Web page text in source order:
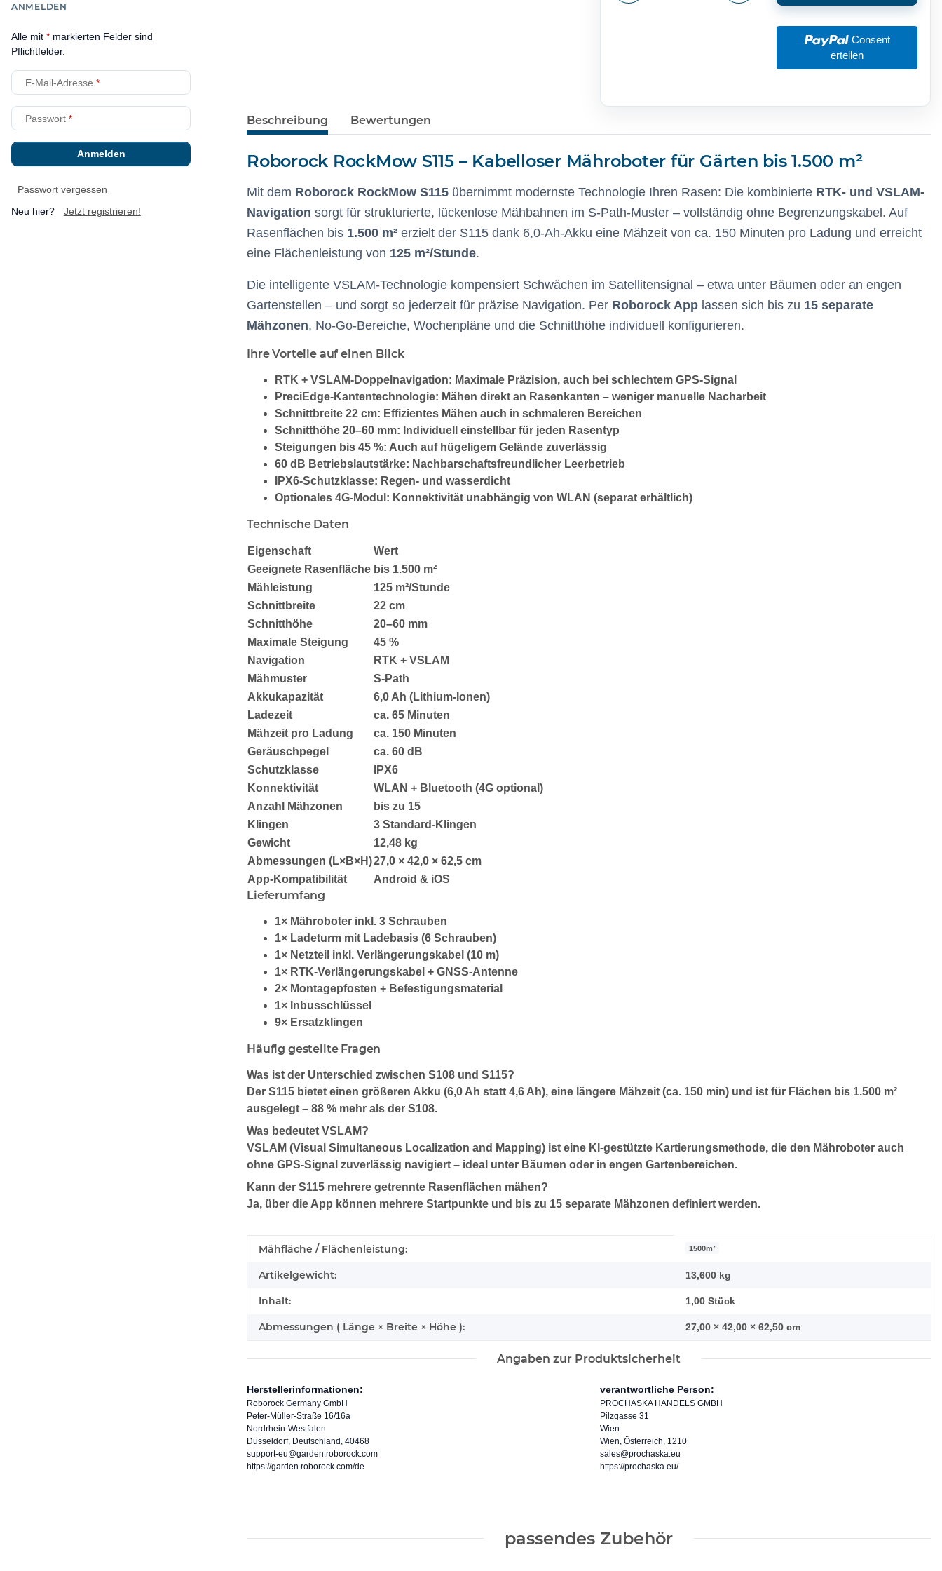
Consent
erteilen
Beschreibung Bewertungen
Roborock RockMow S115 – Kabelloser Mähroboter für Gärten bis 1.500 m²
Mit dem Roborock RockMow S115 übernimmt modernste Technologie Ihren Rasen: Die kombinierte RTK- und VSLAM-
Navigation sorgt für strukturierte, lückenlose Mähbahnen im S-Path-Muster – vollständig ohne Begrenzungskabel. Auf
Rasenflächen bis 1.500 m² erzielt der S115 dank 6,0-Ah-Akku eine Mähzeit von ca. 150 Minuten pro Ladung und erreicht
eine Flächenleistung von 125 m²/Stunde.
Die intelligente VSLAM-Technologie kompensiert Schwächen im Satellitensignal – etwa unter Bäumen oder an engen
Gartenstellen – und sorgt so jederzeit für präzise Navigation. Per Roborock App lassen sich bis zu 15 separate
Mähzonen, No-Go-Bereiche, Wochenpläne und die Schnitthöhe individuell konfigurieren.
Ihre Vorteile auf einen Blick
RTK + VSLAM-Doppelnavigation: Maximale Präzision, auch bei schlechtem GPS-Signal
PreciEdge-Kantentechnologie: Mähen direkt an Rasenkanten – weniger manuelle Nacharbeit
Schnittbreite 22 cm: Effizientes Mähen auch in schmaleren Bereichen
Schnitthöhe 20–60 mm: Individuell einstellbar für jeden Rasentyp
Steigungen bis 45 %: Auch auf hügeligem Gelände zuverlässig
60 dB Betriebslautstärke: Nachbarschaftsfreundlicher Leerbetrieb
IPX6-Schutzklasse: Regen- und wasserdicht
Optionales 4G-Modul: Konnektivität unabhängig von WLAN (separat erhältlich)
Technische Daten
Eigenschaft
Wert
Geeignete Rasenfläche bis 1.500 m²
Mähleistung
125 m²/Stunde
Schnittbreite
22 cm
Schnitthöhe
20–60 mm
Maximale Steigung
45 %
Navigation
RTK + VSLAM
Mähmuster
S-Path
Akkukapazität
6,0 Ah (Lithium-Ionen)
Ladezeit
ca. 65 Minuten
Mähzeit pro Ladung
ca. 150 Minuten
Geräuschpegel
ca. 60 dB
Schutzklasse
IPX6
Konnektivität
WLAN + Bluetooth (4G optional)
Anzahl Mähzonen
bis zu 15
Klingen
3 Standard-Klingen
Gewicht
12,48 kg
Abmessungen (L×B×H)27,0 × 42,0 × 62,5 cm
App-Kompatibilität
Android & iOS
Lieferumfang
1× Mähroboter inkl. 3 Schrauben
1× Ladeturm mit Ladebasis (6 Schrauben)
1× Netzteil inkl. Verlängerungskabel (10 m)
1× RTK-Verlängerungskabel + GNSS-Antenne
2× Montagepfosten + Befestigungsmaterial
1× Inbusschlüssel
9× Ersatzklingen
Häufig gestellte Fragen
Was ist der Unterschied zwischen S108 und S115?
Der S115 bietet einen größeren Akku (6,0 Ah statt 4,6 Ah), eine längere Mähzeit (ca. 150 min) und ist für Flächen bis 1.500 m²
ausgelegt – 88 % mehr als der S108.
Was bedeutet VSLAM?
VSLAM (Visual Simultaneous Localization and Mapping) ist eine KI-gestützte Kartierungsmethode, die den Mähroboter auch
ohne GPS-Signal zuverlässig navigiert – ideal unter Bäumen oder in engen Gartenbereichen.
Kann der S115 mehrere getrennte Rasenflächen mähen?
Ja, über die App können mehrere Startpunkte und bis zu 15 separate Mähzonen definiert werden.
Produkteigenschaft
Wert
Mähfläche / Flächenleistung: 1500m²
Artikelgewicht: 13,600 kg
Inhalt: 1,00 Stück
Abmessungen ( Länge × Breite × Höhe ): 27,00 × 42,00 × 62,50 cm
Angaben zur Produktsicherheit
Herstellerinformationen:
Roborock Germany GmbH
Peter-Müller-Straße 16/16a
Nordrhein-Westfalen
Düsseldorf, Deutschland, 40468
support-eu@garden.roborock.com
https://garden.roborock.com/de
verantwortliche Person:
PROCHASKA HANDELS GMBH
Pilzgasse 31
Wien
Wien, Österreich, 1210
sales@prochaska.eu
https://prochaska.eu/
passendes Zubehör
ANMELDEN
Alle mit * markierten Felder sind
Pflichtfelder.
E-Mail-Adresse
Passwort
Anmelden
Passwort vergessen
Neu hier?
Jetzt registrieren!